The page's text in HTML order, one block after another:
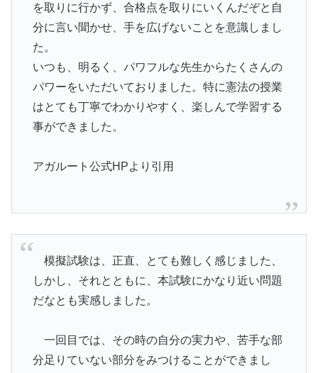
を取りに行かず、合格点を取りにいくんだぞと自
分に言い聞かせ、手を広げないことを意識しまし
た。
いつも、明るく、パワフルな先生からたくさんの
パワーをいただいておりました。特に憲法の授業
はとても丁寧でわかりやすく、楽しんで学習する
事ができました。
アガルート公式HPより引用
模擬試験は、正直、とても難しく感じました、
しかし、それとともに、本試験にかなり近い問題
だなとも実感しました。
一回目では、その時の自分の実力や、苦手な部
分足りていない部分をみつけることができまし